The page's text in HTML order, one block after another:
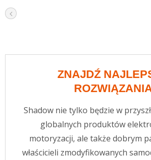
ZNAJDŹ
Shadow nie tylko będzie w
globalnych produktów
motoryzacji, ale także dobrym
właścicieli zmodyfikowanych